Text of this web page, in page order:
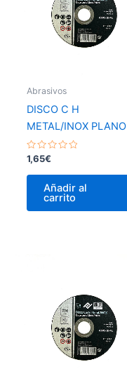
Abrasivos
DISCO C H
METAL/INOX PLANO
Valorado
con
0
1,65€
Añadir al
carrito